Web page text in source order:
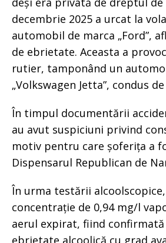
decembrie 2025 a urcat la
automobil de marca „Ford”,
de ebrietate. Aceasta a
rutier, tamponând un
„Volkswagen Jetta”, condus
În timpul documentării
au avut suspiciuni privind
motiv pentru care șoferița a
Dispensarul Republican de
În urma testării
concentrație de 0,94 mg/l
aerul expirat, fiind confirmată
ebrietate alcoolică cu grad